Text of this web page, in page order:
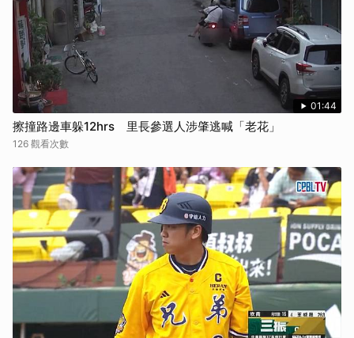
01:44
擦撞路邊車躲12hrs 里長參選人涉肇逃喊「老花」
126 觀看次數